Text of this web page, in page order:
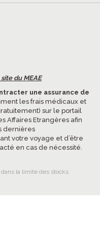
du MEAE
une assurance de
les frais médicaux et
sur le portail
Affaires Etrangères afin
dernières
votre voyage et d’être
en cas de nécessité.
la limite des stocks